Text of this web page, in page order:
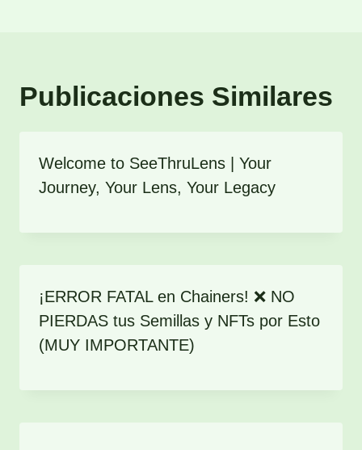
Publicaciones Similares
Welcome to SeeThruLens | Your
Journey, Your Lens, Your Legacy
¡ERROR FATAL en Chainers! ❌ NO
PIERDAS tus Semillas y NFTs por Esto
(MUY IMPORTANTE)